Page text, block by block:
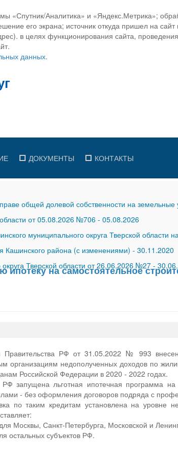
«Спутник/Аналитика» и «Яндекс.Метрика»;
его экрана; источник откуда пришел на сайт
в целях функционирования сайта,
данных.
ДОКУМЕНТЫ КОНТАКТЫ
общей долевой собственности на земельные
от 05.08.2026 №706 - 05.08.2026
муниципального округа Тверской области
Кашинского района (с изменениями) - 30.11.2020
Тверской области от 26.06.2026 №27 -
на самостоятельное
Правительства РФ от 31.05.2022 № 993
организациям недополученных доходов по
Российской Федерации в 2020 - 2022 годах.
РФ запущена льготная ипотечная программа на
- без оформления договоров подряда с
по таким кредитам установлена на уровне
Москвы, Санкт-Петербурга, Московской и
остальных субъектов РФ.